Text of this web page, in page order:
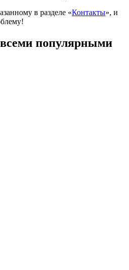
в разделе «Контакты», и
популярными